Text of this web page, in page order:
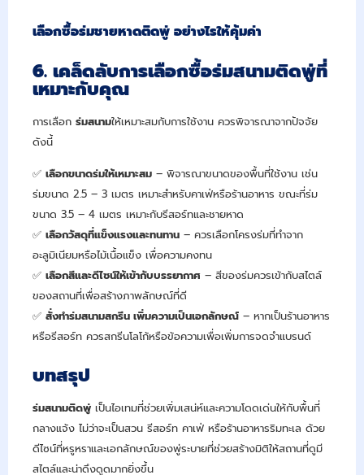
เลือกซื้อร่มชายหาดติดพู่ อย่างไรให้คุ้มค่า
6. เคล็ดลับการเลือกซื้อร่มสนามติดพู่ที่
เหมาะกับคุณ
การเลือกร่มสนามให้เหมาะสมกับการใช้งาน ควรพิจารณาจากปัจจัย
ดังนี้
✅เลือกขนาดร่มให้เหมาะสม – พิจารณาขนาดของพื้นที่ใช้งาน เช่น
ร่มขนาด 2.5 – 3 เมตร เหมาะสำหรับคาเฟ่หรือร้านอาหาร ขณะที่ร่ม
ขนาด 3.5 – 4 เมตร เหมาะกับรีสอร์ทและชายหาด
✅เลือกวัสดุที่แข็งแรงและทนทาน – ควรเลือกโครงร่มที่ทำจาก
อะลูมิเนียมหรือไม้เนื้อแข็ง เพื่อความคงทน
✅เลือกสีและดีไซน์ให้เข้ากับบรรยากาศ – สีของร่มควรเข้ากับสไตล์
ของสถานที่เพื่อสร้างภาพลักษณ์ที่ดี
✅สั่งทำร่มสนามสกรีน เพิ่มความเป็นเอกลักษณ์ – หากเป็นร้านอาหาร
หรือรีสอร์ท ควรสกรีนโลโก้หรือข้อความเพื่อเพิ่มการจดจำแบรนด์
บทสรุป
ร่มสนามติดพู่ เป็นไอเทมที่ช่วยเพิ่มเสน่ห์และความโดดเด่นให้กับพื้นที่
กลางแจ้ง ไม่ว่าจะเป็นสวน รีสอร์ท คาเฟ่ หรือร้านอาหารริมทะเล ด้วย
ดีไซน์ที่หรูหราและเอกลักษณ์ของพู่ระบายที่ช่วยสร้างมิติให้สถานที่ดูมี
สไตล์และน่าดึงดูดมากยิ่งขึ้น